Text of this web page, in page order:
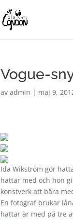
Vogue-
avadmin | maj 9,
Ida Wikström gör
hattar med och hon
konstverk att bära
En fotograf brukar
hattar är med på tre